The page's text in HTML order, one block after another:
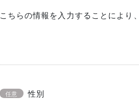
こちらの情報を入力することによ
任意 性別